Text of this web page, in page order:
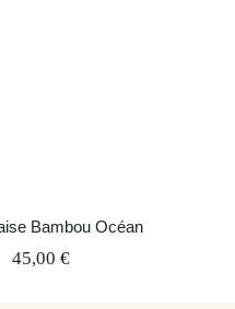
Bambou Océan
45,00 €